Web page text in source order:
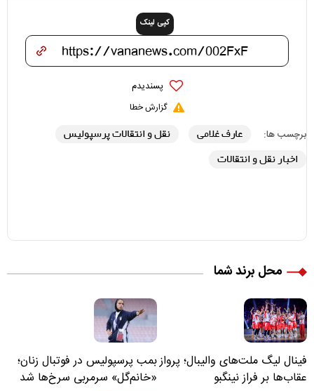
کپی لینک
پسندیدم
گزارش خطا
برچسب ها: عارف غلامی
نقل و انتقالات پرسپولیس
اخبار نقل و انتقالات
محل برند شما
فینال لیگ ملت‌های والیبال؛ پرواز
عقاب‌ها بر فراز نینگبو
بمب پرسپولیس در فوتبال زنان؛
«خانم‌گل» سرمربی سرخ‌ها شد